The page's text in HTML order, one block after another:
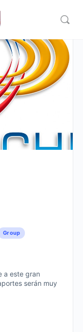
Group
a este gran
serán muy